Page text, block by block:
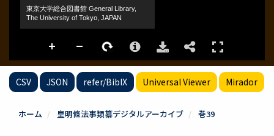
CSV JSON refer/BibIX Universal Viewer Mirador
ホーム 皇明條法事類纂デジタルアーカイブ 巻39